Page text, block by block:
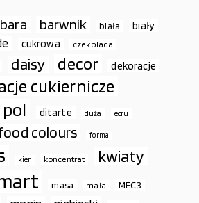
barwnik biała biały
cukrowa czekolada
daisy decor dekoracje
cukiernicze
ditarte duża ecru
colours forma
kier koncentrat kwiaty
masa mała MEC3